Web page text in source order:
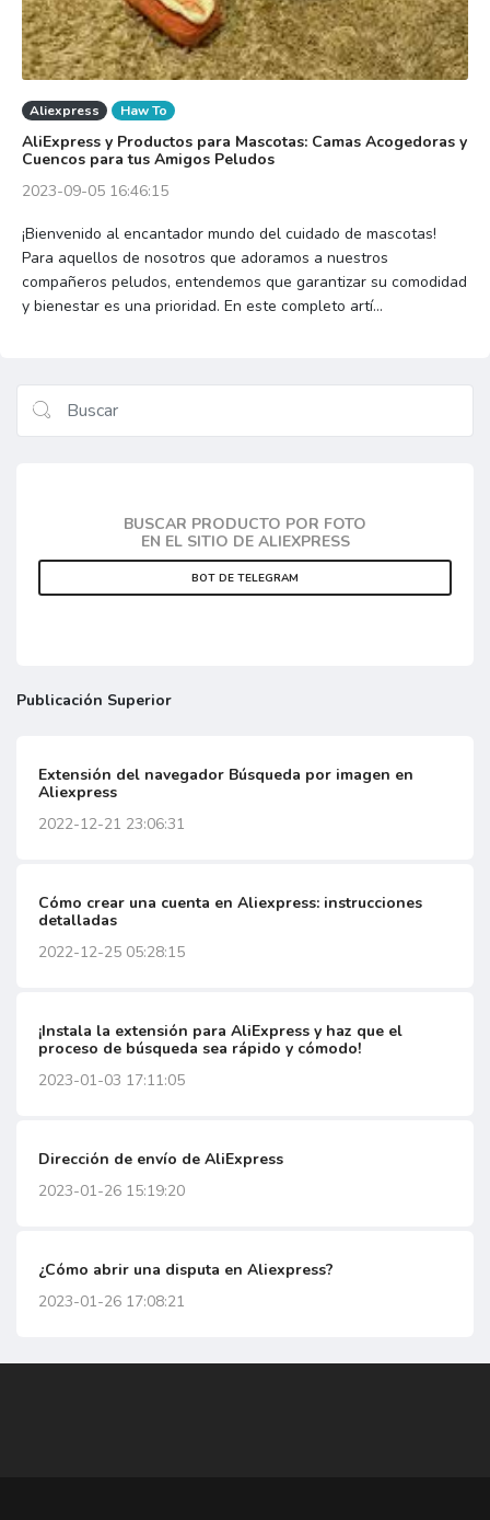
Aliexpress Haw To
AliExpress y Productos para Mascotas: Camas Acogedoras y
Cuencos para tus Amigos Peludos
2023-09-05 16:46:15
¡Bienvenido al encantador mundo del cuidado de mascotas!
Para aquellos de nosotros que adoramos a nuestros
compañeros peludos, entendemos que garantizar su comodidad
y bienestar es una prioridad. En este completo artí...
BUSCAR PRODUCTO POR FOTO
EN EL SITIO DE ALIEXPRESS
BOT DE TELEGRAM
Publicación Superior
Extensión del navegador Búsqueda por imagen en
Aliexpress
2022-12-21 23:06:31
Cómo crear una cuenta en Aliexpress: instrucciones
detalladas
2022-12-25 05:28:15
¡Instala la extensión para AliExpress y haz que el
proceso de búsqueda sea rápido y cómodo!
2023-01-03 17:11:05
Dirección de envío de AliExpress
2023-01-26 15:19:20
¿Cómo abrir una disputa en Aliexpress?
2023-01-26 17:08:21